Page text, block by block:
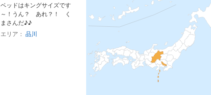
ベッドはキングサイズです
～！うん？ あれ？！ く
まさんだ♪♪
エリア： 品川